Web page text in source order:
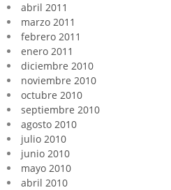
abril 2011
marzo 2011
febrero 2011
enero 2011
diciembre 2010
noviembre 2010
octubre 2010
septiembre 2010
agosto 2010
julio 2010
junio 2010
mayo 2010
abril 2010